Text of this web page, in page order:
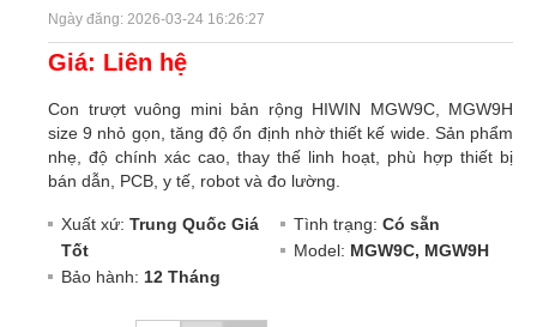
Ngày đăng: 2026-03-24 16:26:27
Giá: Liên hệ
Con trượt vuông mini bản rộng HIWIN MGW9C, MGW9H
size 9 nhỏ gọn, tăng độ ổn định nhờ thiết kế wide. Sản phẩm
nhẹ, độ chính xác cao, thay thế linh hoạt, phù hợp thiết bị
bán dẫn, PCB, y tế, robot và đo lường.
Xuất xứ: Trung Quốc Giá
Tốt
Tình trạng: Có sẵn
Model: MGW9C, MGW9H
Bảo hành: 12 Tháng